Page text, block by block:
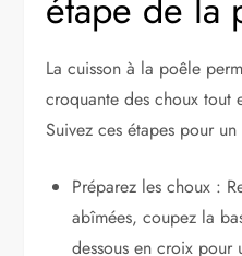
La cuisson à la poêle
croquante des choux tout
Suivez ces étapes pour
Préparez les choux :
abîmées, coupez la
dessous en croix pour